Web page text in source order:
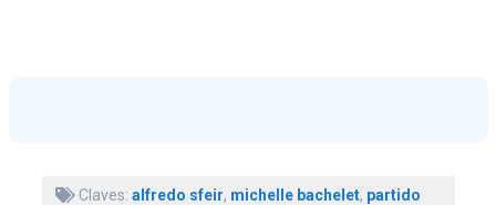
Claves: alfredo sfeir, michelle bachelet, partido